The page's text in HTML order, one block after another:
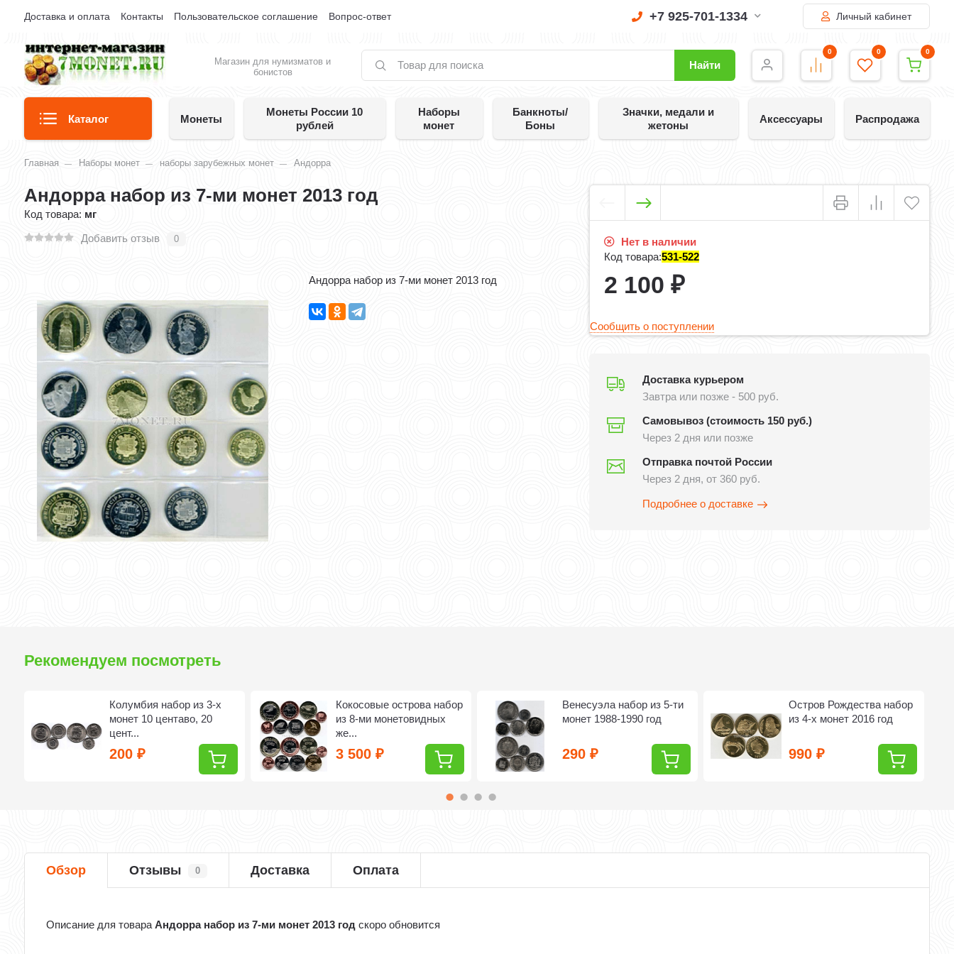
Доставка и оплата Контакты Пользовательское соглашение Вопрос-ответ +7 925-701-1334 Личный кабинет
Магазин для нумизматов и
бонистов
Найти
0 0 0
Каталог Монеты
Монеты России 10
рублей
Наборы
монет
Банкноты/
Боны
Значки, медали и
жетоны
Аксессуары Распродажа
Главная Наборы монет наборы зарубежных монет Андорра
Андорра набор из 7-ми монет 2013 год
Код товара: мг
Добавить отзыв
0
Андорра набор из 7-ми монет 2013 год
Нет в наличии
Код товара:531-522
2 100 ₽
Сообщить о поступлении
Доставка курьером
Завтра или позже - 500 руб.
Самовывоз (стоимость 150 руб.)
Через 2 дня или позже
Отправка почтой России
Через 2 дня, от 360 руб.
Подробнее о доставке
Рекомендуем посмотреть
Колумбия набор из 3-х
монет 10 центаво, 20
цент...
200₽
Кокосовые острова набор
из 8-ми монетовидных
же...
3 500₽
Венесуэла набор из 5-ти
монет 1988-1990 год
290₽
Остров Рождества набор
из 4-х монет 2016 год
990₽
Обзор Отзывы 0 Доставка Оплата
Описание для товараАндорра набор из 7-ми монет 2013 год скоро обновится